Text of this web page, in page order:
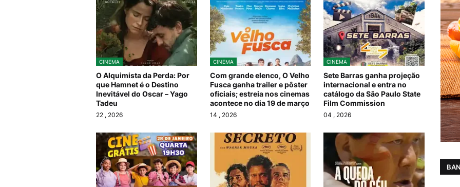
CINEMA
O Alquimista da Perda: Por
que Hamnet é o Destino
Inevitável do Oscar – Yago
Tadeu
22 , 2026
CINEMA
Com grande elenco, O Velho
Fusca ganha trailer e pôster
oficiais; estreia nos cinemas
acontece no dia 19 de março
14 , 2026
CINEMA
Sete Barras ganha projeção
internacional e entra no
catálogo da São Paulo State
Film Commission
04 , 2026